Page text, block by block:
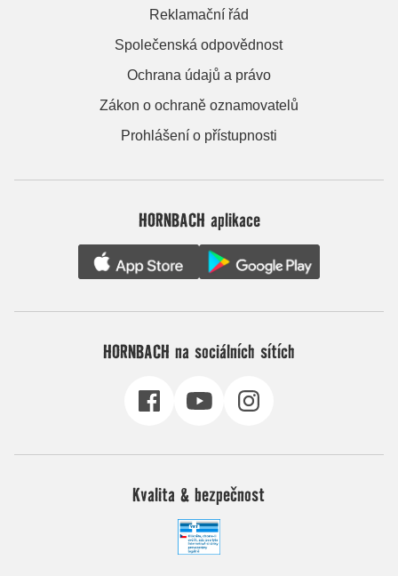
Reklamační řád
Společenská odpovědnost
Ochrana údajů a právo
Zákon o ochraně oznamovatelů
Prohlášení o přístupnosti
HORNBACH aplikace
HORNBACH na sociálních sítích
Kvalita & bezpečnost